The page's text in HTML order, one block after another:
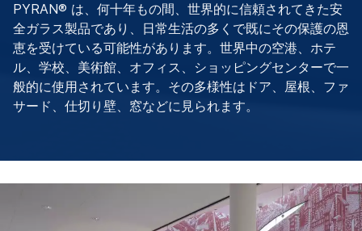
PYRAN® は、何十年もの間、世界的に信頼されてきた安
全ガラス製品であり、日常生活の多くで既にその保護の恩
恵を受けている可能性があります。世界中の空港、ホテ
ル、学校、美術館、オフィス、ショッピングセンターで一
般的に使用されています。その多様性はドア、屋根、ファ
サード、仕切り壁、窓などに見られます。